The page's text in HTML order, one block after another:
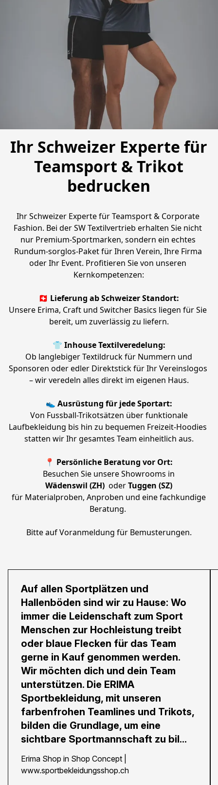
Ihr Schweizer Experte für
Teamsport & Trikot
bedrucken
Ihr Schweizer Experte für Teamsport & Corporate
Fashion. Bei der SW Textilvertrieb erhalten Sie nicht
nur Premium-Sportmarken, sondern ein echtes
Rundum-sorglos-Paket für Ihren Verein, Ihre Firma
oder Ihr Event. Profitieren Sie von unseren
Kernkompetenzen:
🇨🇭 Lieferung ab Schweizer Standort:
Unsere Erima, Craft und Switcher Basics liegen für Sie
bereit, um zuverlässig zu liefern.
👕 Inhouse Textilveredelung:
Sponsoren oder edler Direktstick für Ihr Vereinslogos
– wir veredeln alles direkt im eigenen Haus.
👟 Ausrüstung für jede Sportart:
Laufbekleidung bis hin zu bequemen Freizeit-Hoodies
statten wir Ihr gesamtes Team einheitlich aus.
📍 Persönliche Beratung vor Ort:
Besuchen Sie unsere Showrooms in
Wädenswil (ZH) oder Tuggen (SZ)
für Materialproben, Anproben und eine fachkundige
Beratung.
Bitte auf Voranmeldung für Bemusterungen.
Auf allen Sportplätzen und
Hallenböden sind wir zu Hause: Wo
immer die Leidenschaft zum Sport
Menschen zur Hochleistung treibt
oder blaue Flecken für das Team
gerne in Kauf genommen werden.
Wir möchten dich und dein Team
unterstützen. Die ERIMA
Sportbekleidung, mit unseren
farbenfrohen Teamlines und Trikots,
bilden die Grundlage, um eine
sichtbare Sportmannschaft zu bil...
Erima Shop in Shop Concept |
www.sportbekleidungsshop.ch